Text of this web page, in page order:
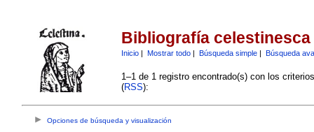
Bibliografía celestinesca
Inicio| Mostrar todo| Búsqueda simple| Búsqueda
1–1 de 1 registro encontrado(s) con los
(RSS):
Opciones de búsqueda y visualización